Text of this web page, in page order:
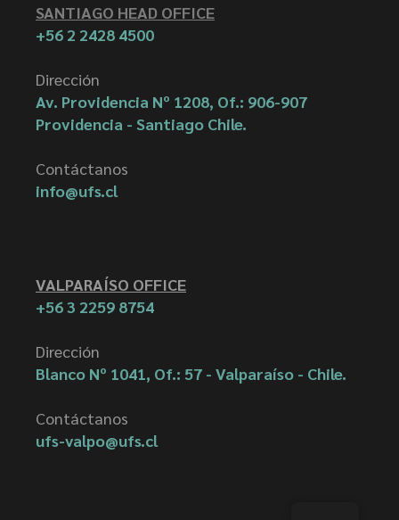
SANTIAGO HEAD OFFICE
+56 2 2428 4500
Dirección
Av. Providencia Nº 1208, Of.: 906-907
Providencia - Santiago Chile.
Contáctanos
info@ufs.cl
VALPARAÍSO OFFICE
+56 3 2259 8754
Dirección
Blanco Nº 1041, Of.: 57 - Valparaíso - Chile.
Contáctanos
ufs-valpo@ufs.cl